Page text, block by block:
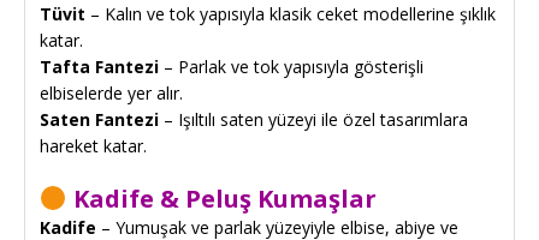
Tüvit – Kalın ve tok yapısıyla klasik ceket modellerine şıklık
katar.
Tafta Fantezi – Parlak ve tok yapısıyla gösterişli
elbiselerde yer alır.
Saten Fantezi – Işıltılı saten yüzeyi ile özel tasarımlara
hareket katar.
Kadife & Peluş Kumaşlar
Kadife – Yumuşak ve parlak yüzeyiyle elbise, abiye ve